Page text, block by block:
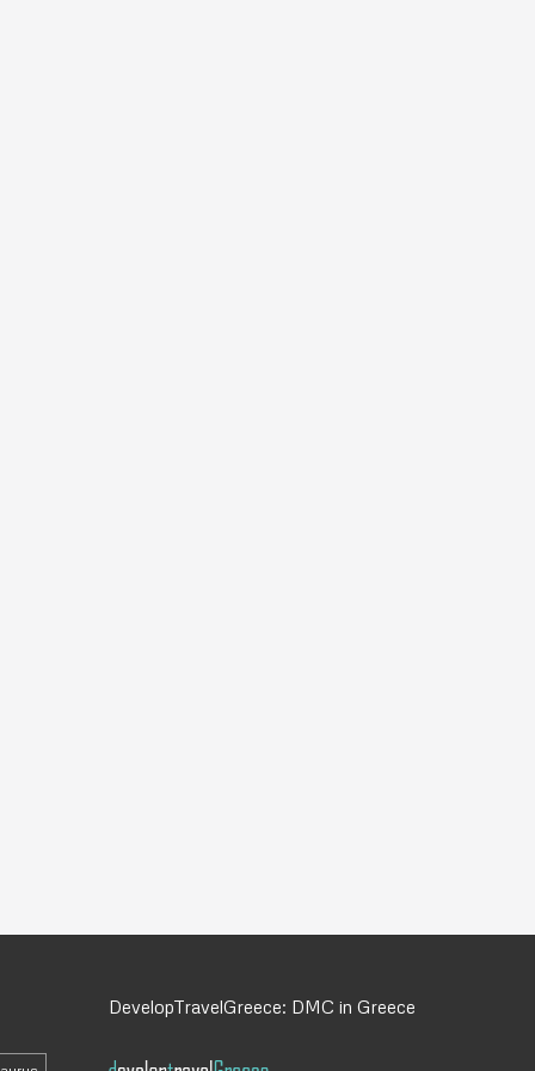
DevelopTravelGreece: DMC in Greece